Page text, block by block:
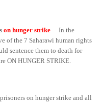
on hunger strike In the
of the 7 Saharawi human rights
sentence them to death for
ON HUNGER STRIKE.
on hunger strike and all